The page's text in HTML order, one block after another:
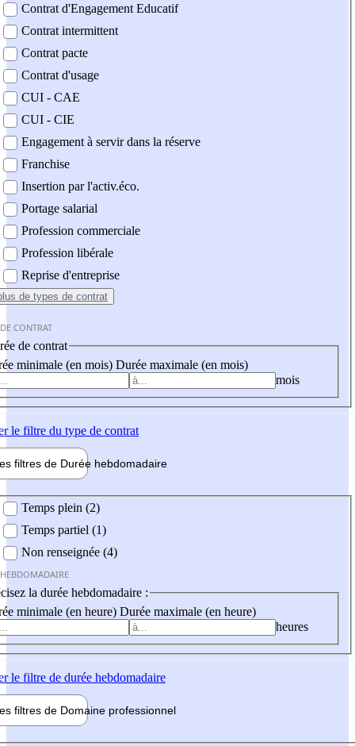
Contrat d'Engagement Educatif
Contrat intermittent
Contrat pacte
Contrat d'usage
CUI - CAE
CUI - CIE
Engagement à servir dans la réserve
Franchise
Insertion par l'activ.éco.
Portage salarial
Profession commerciale
Profession libérale
Reprise d'entreprise
de types de contrat
CONTRAT
de contrat
minimale (en mois) Durée maximale (en mois)
mois
le filtre du type de contrat
filtres de Durée hebdomadaire
Temps plein (2)
Temps partiel (1)
Non renseignée (4)
la durée hebdomadaire :
minimale (en heure) Durée maximale (en heure)
heures
le filtre de durée hebdomadaire
filtres de Domaine professionnel